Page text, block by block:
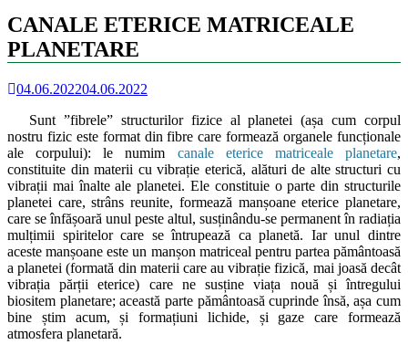
CANALE ETERICE MATRICEALE
PLANETARE
04.06.202204.06.2022
Sunt ”fibrele” structurilor fizice al planetei (așa cum corpul
nostru fizic este format din fibre care formează organele funcționale
ale corpului): le numim canale eterice matriceale planetare,
constituite din materii cu vibrație eterică, alături de alte structuri cu
vibrații mai înalte ale planetei. Ele constituie o parte din structurile
planetei care, strâns reunite, formează manșoane eterice planetare,
care se înfășoară unul peste altul, susținându-se permanent în radiația
mulțimii spiritelor care se întrupează ca planetă. Iar unul dintre
aceste manșoane este un manșon matriceal pentru partea pământoasă
a planetei (formată din materii care au vibrație fizică, mai joasă decât
vibrația părții eterice) care ne susține viața nouă și întregului
biositem planetare; această parte pământoasă cuprinde însă, așa cum
bine știm acum, și formațiuni lichide, și gaze care formează
atmosfera planetară.